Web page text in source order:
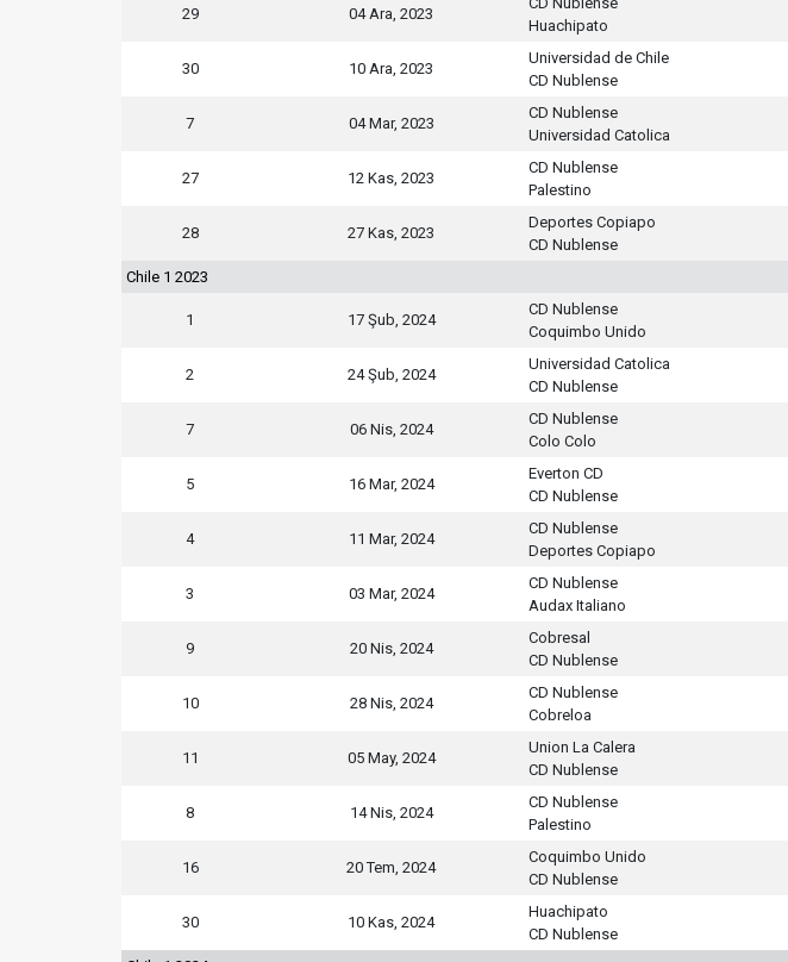
29 04 Ara, 2023
Huachipato
30 10 Ara, 2023
Universidad de Chile
CD Nublense
7 04 Mar, 2023
CD Nublense
Universidad Catolica
27 12 Kas, 2023
CD Nublense
Palestino
28 27 Kas, 2023
Deportes Copiapo
CD Nublense
Chile 1 2023
1 17 Şub, 2024
CD Nublense
Coquimbo Unido
2 24 Şub, 2024
Universidad Catolica
CD Nublense
7 06 Nis, 2024
CD Nublense
Colo Colo
5 16 Mar, 2024
Everton CD
CD Nublense
4 11 Mar, 2024
CD Nublense
Deportes Copiapo
3 03 Mar, 2024
CD Nublense
Audax Italiano
9 20 Nis, 2024
Cobresal
CD Nublense
10 28 Nis, 2024
CD Nublense
Cobreloa
11 05 May, 2024
Union La Calera
CD Nublense
8 14 Nis, 2024
CD Nublense
Palestino
16 20 Tem, 2024
Coquimbo Unido
CD Nublense
30 10 Kas, 2024
Huachipato
CD Nublense